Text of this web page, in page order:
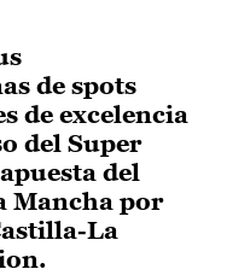
de spots
de excelencia
del Super
del
Mancha por
La